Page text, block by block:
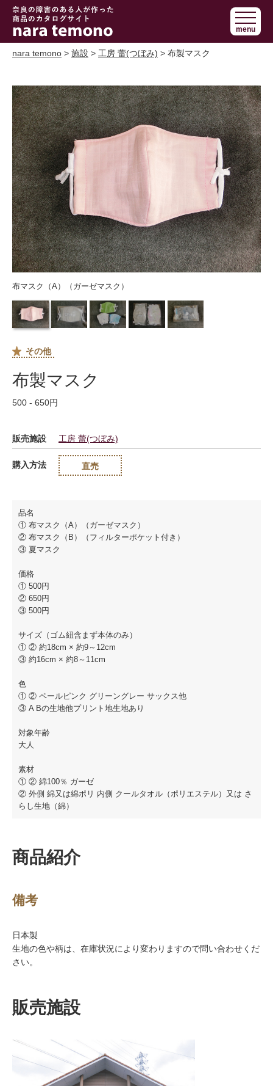
奈良で障害の
ある人の手作
り商品 nara
menu
nara temono > 施設 > 工房 蕾(つぼみ) > 布製マスク
布マスク（A）（ガーゼマスク）
その他
布製マスク
500 - 650円
販売施設 工房 蕾(つぼみ)
購入方法 直売
品名
① 布マスク（A）（ガーゼマスク）
② 布マスク（B）（フィルターポケット付き）
③ 夏マスク
価格
① 500円
② 650円
③ 500円
サイズ（ゴム紐含まず本体のみ）
① ② 約18cm × 約9～12cm
③ 約16cm × 約8～11cm
色
① ② ペールピンク グリーングレー サックス他
③ A Bの生地他プリント地生地あり
対象年齢
大人
素材
① ② 綿100％ ガーゼ
② 外側 綿又は綿ポリ 内側 クールタオル（ポリエステル）又は さ
らし生地（綿）
商品紹介
備考
日本製
生地の色や柄は、在庫状況により変わりますので問い合わせくだ
さい。
販売施設